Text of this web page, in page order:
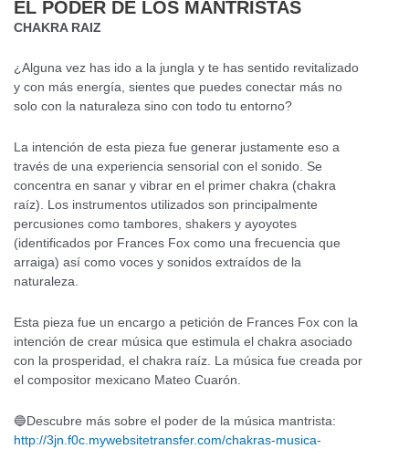
EL PODER DE LOS MANTRISTAS
CHAKRA RAIZ
¿Alguna vez has ido a la jungla y te has sentido revitalizado
y con más energía, sientes que puedes conectar más no
solo con la naturaleza sino con todo tu entorno?
La intención de esta pieza fue generar justamente eso a
través de una experiencia sensorial con el sonido. Se
concentra en sanar y vibrar en el primer chakra (chakra
raíz). Los instrumentos utilizados son principalmente
percusiones como tambores, shakers y ayoyotes
(identificados por Frances Fox como una frecuencia que
arraiga) así como voces y sonidos extraídos de la
naturaleza.
Esta pieza fue un encargo a petición de Frances Fox con la
intención de crear música que estimula el chakra asociado
con la prosperidad, el chakra raíz. La música fue creada por
el compositor mexicano Mateo Cuarón.
🔵Descubre más sobre el poder de la música mantrista:
http://3jn.f0c.mywebsitetransfer.com/chakras-musica-